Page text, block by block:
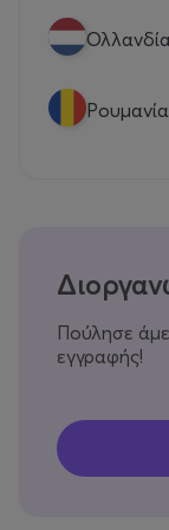
Ολλανδία
Ρουμανία
Πούλησε
εγγραφής!